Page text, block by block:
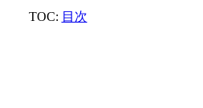
TOC: 目次